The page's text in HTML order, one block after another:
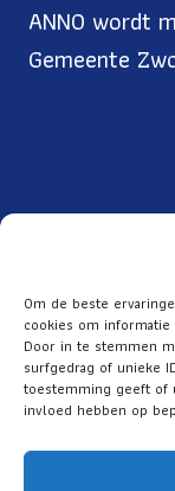
Om de beste
cookies om informatie
Door in te stemmen
surfgedrag of unieke
toestemming geeft of
invloed hebben op
ANNO wordt
Gemeente
Over ANNO
ANBI
Privacy